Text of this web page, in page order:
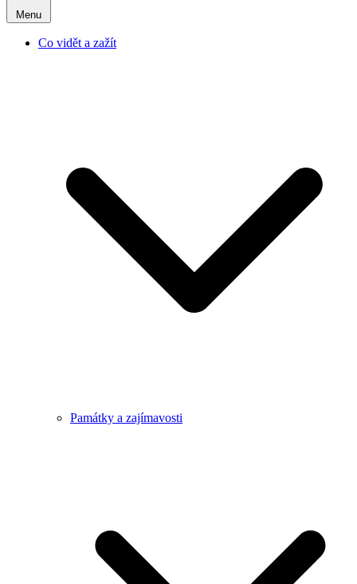
Menu
Co vidět a zažít
Památky a zajímavosti